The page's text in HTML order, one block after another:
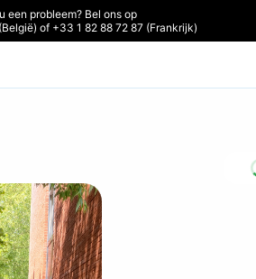
een probleem? Bel ons op
of +33 1 82 88 72 87 (Frankrijk)